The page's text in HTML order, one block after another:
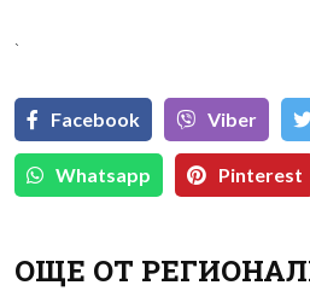
`
Facebook Viber
Whatsapp Pinterest
ОЩЕ ОТ